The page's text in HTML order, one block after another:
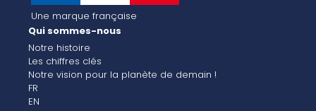
Une marque française
Qui sommes-nous
Notre histoire
Les chiffres clés
Notre vision pour la planète de demain !
FR
EN